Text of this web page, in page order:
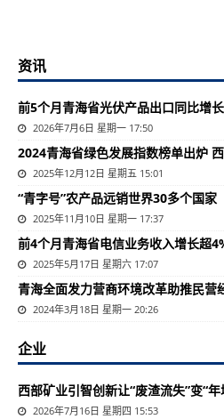
资讯
前5个月青海省光伏产品出口同比增
2026年7月6日 星期一 17:50
2024青海省绿色发展指数榜单出炉
2025年12月12日 星期五 15:01
“青字号”农产品远销世界30多个国家
2025年11月10日 星期一 17:37
前4个月青海省电信业务收入增长超
2025年5月17日 星期六 17:07
青海全面发力营商环境改革助推民营
2024年3月18日 星期一 20:26
企业
西部矿业引智创新让“废渣流失”变“年
2026年7月16日 星期四 15:53